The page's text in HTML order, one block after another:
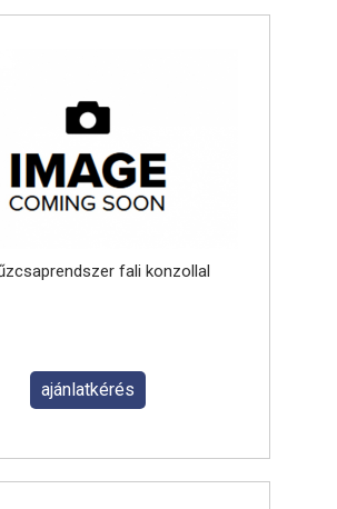
fali konzollal
ajánlatkérés